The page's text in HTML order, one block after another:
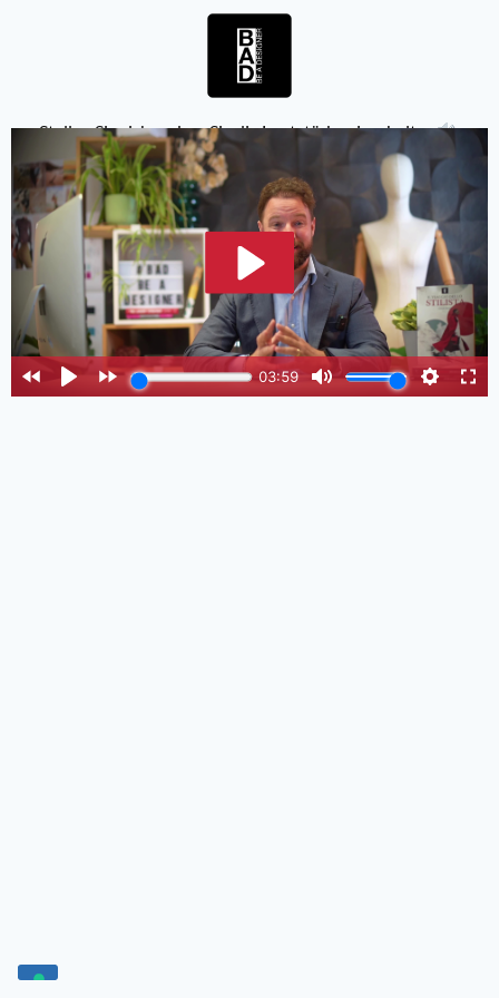
Stellen Sie sicher, dass Sie die Lautstärke einschalten .